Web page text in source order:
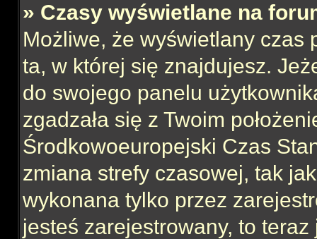
» Czasy wyświetlane na
Możliwe, że wyświetlany czas
ta, w której się znajdujesz.
do swojego panelu
zgadzała się z Twoim
Środkowoeuropejski Czas
zmiana strefy czasowej, tak
wykonana tylko przez
jesteś zarejestrowany, to